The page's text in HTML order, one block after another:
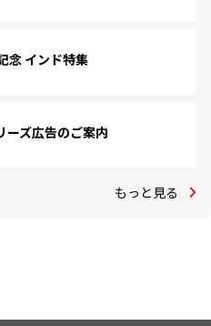
念 インド特集
ーズ広告のご案内
もっと見る